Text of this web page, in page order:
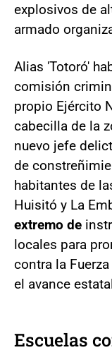
explosivos de
armado
Alias 'Totoró'
comisión
propio Ejército
cabecilla de la
nuevo jefe
de
habitantes de
Huisitó y La
extremo de
locales para
contra la
el avance
Escuelas